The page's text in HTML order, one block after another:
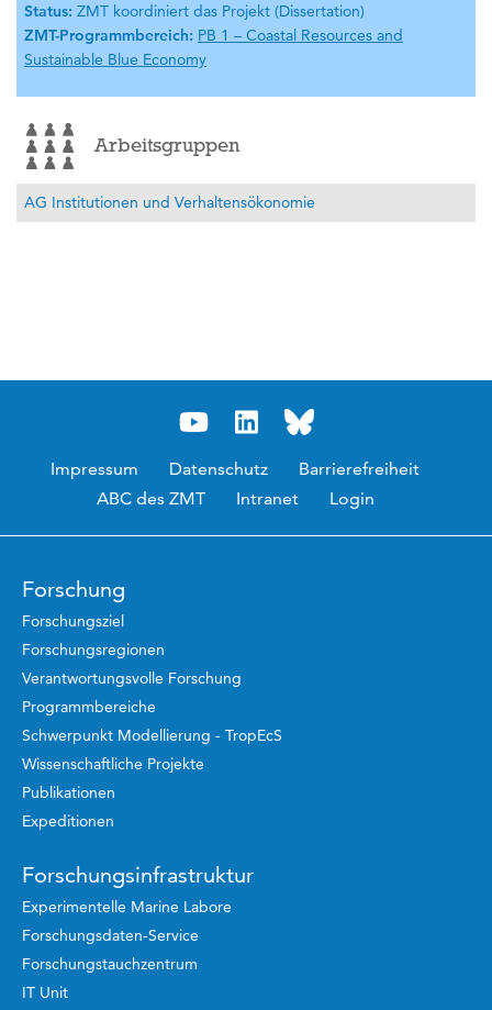
Status: ZMT koordiniert das Projekt (Dissertation)
ZMT-Programmbereich: PB 1 – Coastal Resources and
Sustainable Blue Economy
Arbeitsgruppen
AG Institutionen und Verhaltensökonomie
Impressum Datenschutz
Barrierefreiheit
ABC des ZMT
Intranet Login
Forschung
Forschungsziel
Forschungsregionen
Verantwortungsvolle Forschung
Programmbereiche
Schwerpunkt Modellierung - TropEcS
Wissenschaftliche Projekte
Publikationen
Expeditionen
Forschungsinfrastruktur
Experimentelle Marine Labore
Forschungsdaten-Service
Forschungstauchzentrum
IT Unit